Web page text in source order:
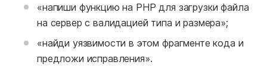
«напиши функцию на PHP для загрузки файла
на сервер с валидацией типа и размера»;
«найди уязвимости в этом фрагменте кода и
предложи исправления».